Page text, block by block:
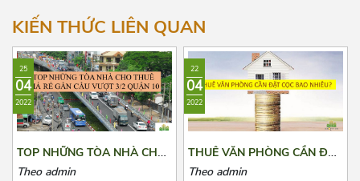
KIẾN THỨC LIÊN QUAN
25
04
2022
TOP NHỮNG TÒA NHÀ CHO
THUÊ GIÁ RẺ GẦN CẦU
Theo admin
22
04
2022
THUÊ VĂN PHÒNG CẦN ĐẶT
CỌC BAO NHIÊU?
Theo admin